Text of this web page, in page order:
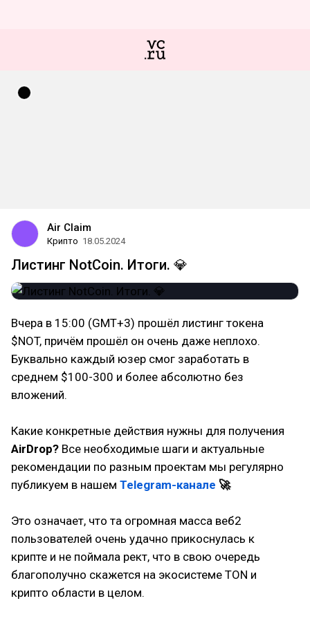
Air Claim
Крипто 18.05.2024
Листинг NotCoin. Итоги. 💎
Вчера в 15:00 (GMT+3) прошёл листинг токена
$NOT, причём прошёл он очень даже неплохо.
Буквально каждый юзер смог заработать в
среднем $100-300 и более абсолютно без
вложений.
Какие конкретные действия нужны для получения
AirDrop? Все необходимые шаги и актуальные
рекомендации по разным проектам мы регулярно
публикуем в нашем Telegram-канале 🚀
Это означает, что та огромная масса веб2
пользователей очень удачно прикоснулась к
крипте и не поймала рект, что в свою очередь
благополучно скажется на экосистеме TON и
крипто области в целом.